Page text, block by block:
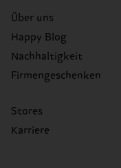
Über uns
Happy Blog
Nachhaltigkeit
Firmengeschenken
Stores
Karriere